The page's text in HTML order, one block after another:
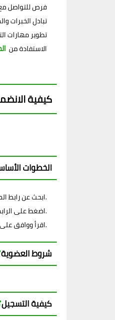
فرص للتواصل
تبادل الخبرات
تطوير مهارات
الاستفادة من
كيفية
الخطوات
ابحث عن رابط المجموعة أو رمز الدعوة.
اضغط على الرابط أو أدخل رمز الدعوة لبدء عملية الانضمام.
اقرأ ووافق على شروط العضوية في المجموعة.
شروط العضوية
كيفية التسجيل